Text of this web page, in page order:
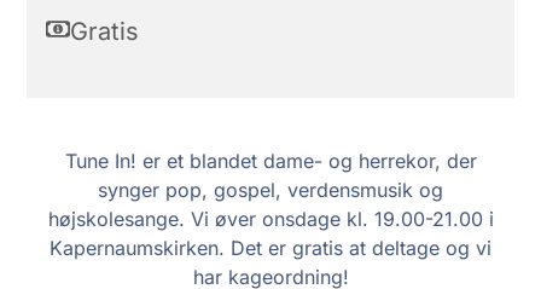
Gratis
Tune In! er et blandet dame- og herrekor, der
synger pop, gospel, verdensmusik og
højskolesange. Vi øver onsdage kl. 19.00-21.00 i
Kapernaumskirken. Det er gratis at deltage og vi
har kageordning!